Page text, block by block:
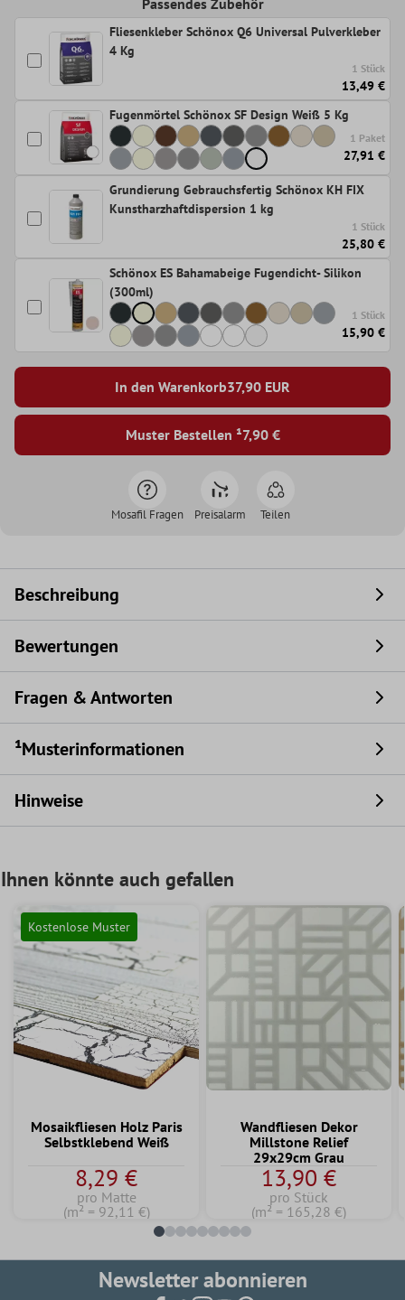
Fliesenkleber Schönox Q6 Universal Pulverkleber
4 Kg
1 Stück
13,49 €
Fugenmörtel Schönox SF Design Weiß 5 Kg
1 Paket
27,91 €
Grundierung Gebrauchsfertig Schönox KH FIX
Kunstharzhaftdispersion 1 kg
1 Stück
25,80 €
Schönox ES Bahamabeige Fugendicht- Silikon
(300ml)
1 Stück
15,90 €
In den Warenkorb37,90 EUR
Muster Bestellen ¹7,90 €
Mosafil Fragen Preisalarm Teilen
Beschreibung
Bewertungen
Fragen & Antworten
¹Musterinformationen
Hinweise
Ihnen könnte auch gefallen
Kostenlose Muster
Mosaikfliesen Holz Paris
Selbstklebend Weiß
8,29 €
pro Matte
(m² = 92,11 €)
Wandfliesen Dekor
Millstone Relief
29x29cm Grau
13,90 €
pro Stück
(m² = 165,28 €)
Newsletter abonnieren